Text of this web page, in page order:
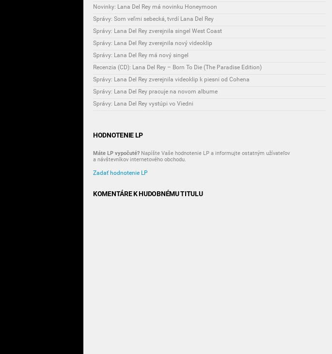
Novinky: Lana Del Rey má novinku Honeymoon
Správy: Som veľmi sebecká, tvrdí Lana Del Rey
Správy: Lana Del Rey zverejnila singel West Coast
Správy: Lana Del Rey zverejnila nový videoklip
Správy: Lana Del Rey má nový singel
Recenzia (CD): Lana Del Rey – Born To Die (The Paradise Edition)
Správy: Lana Del Rey zverejnila videoklip k piesni od Cohena
Správy: Lana Del Rey pracuje na novom albume
Správy: Lana Del Rey vystúpi vo Viedni
HODNOTENIE LP
Máte LP vypočuté? Napíšte Vaše hodnotenie LP a informujte ostatným užívateľov
a návštevníkov internetového obchodu.
Zadať hodnotenie LP
KOMENTÁRE K HUDOBNÉMU TITULU